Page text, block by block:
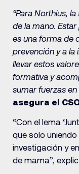
“Para Northius,
de la mano.
es una forma de
prevención y a la
llevar estos
formativa y
sumar fuerzas
asegura el
“Con el lema
que solo
investigación y
de mama”,